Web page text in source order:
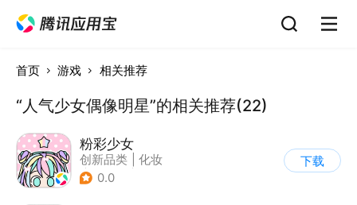
首页 游戏 相关推荐
“人气少女偶像明星”的相关推荐(22)
粉彩少女
创新品类
化妆
| 女性向
0.0
下载